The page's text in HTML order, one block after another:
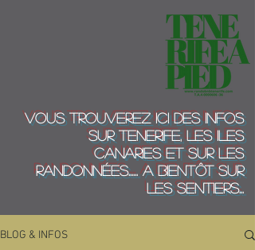
Vous trouverez ici des infos
sur Tenerife, les Iles
Canaries et sur les
randonnées...... A bientôt sur
les sentiers...
BLOG & INFOS